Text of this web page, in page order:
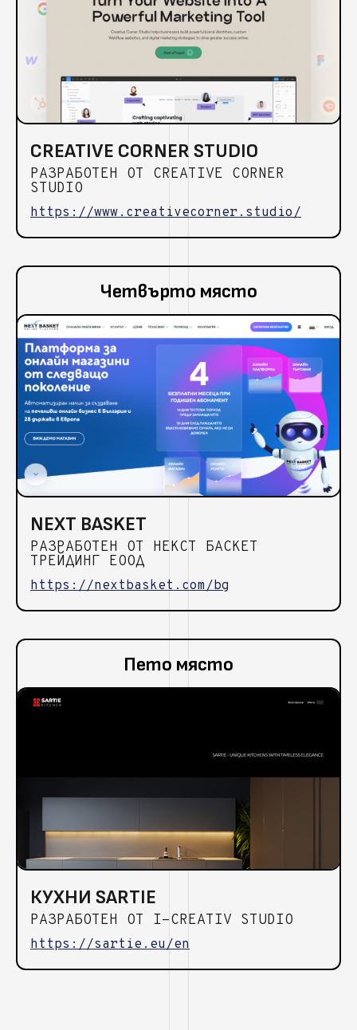
CREATIVE CORNER STUDIO
РАЗРАБОТЕН ОТ CREATIVE CORNER
STUDIO
https://www.creativecorner.studio/
Четвърто място
NEXT BASKET
РАЗРАБОТЕН ОТ НЕКСТ БАСКЕТ
ТРЕЙДИНГ ЕООД
https://nextbasket.com/bg
Пето място
КУХНИ SARTIE
РАЗРАБОТЕН ОТ I-CREATIV STUDIO
https://sartie.eu/en